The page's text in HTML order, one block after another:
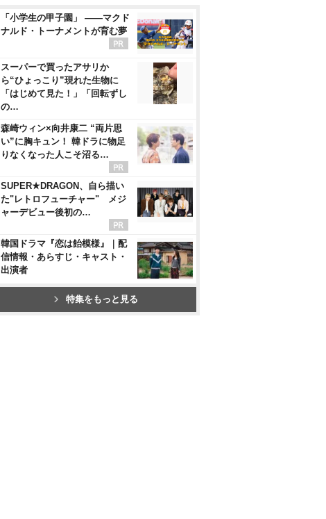
「小学生の甲子園」 ――マクド
ナルド・トーナメントが育む夢
スーパーで買ったアサリか
ら“ひょっこり”現れた生物に
「はじめて見た！」「回転ずし
の…
森崎ウィン×向井康二 “両片思
い”に胸キュン！ 韓ドラに物足
りなくなった人こそ沼る…
SUPER★DRAGON、自ら描い
た"レトロフューチャー" メジ
ャーデビュー後初の…
韓国ドラマ『恋は飴模様』｜配
信情報・あらすじ・キャスト・
出演者
特集をもっと見る